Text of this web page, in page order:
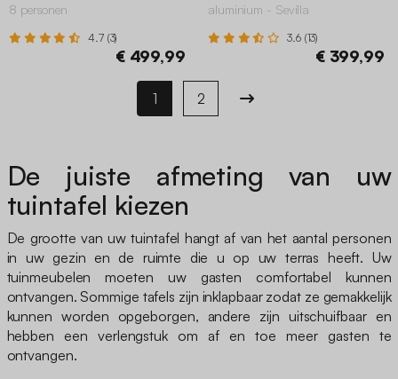
8 personen
4.7 (3)
€ 499,99
aluminium - Sevilla
3.6 (13)
€ 399,99
1 2
De juiste afmeting van uw
tuintafel kiezen
De grootte van uw tuintafel hangt af van het aantal personen
in uw gezin en de ruimte die u op uw terras heeft. Uw
tuinmeubelen moeten uw gasten comfortabel kunnen
ontvangen. Sommige tafels zijn inklapbaar zodat ze gemakkelijk
kunnen worden opgeborgen, andere zijn uitschuifbaar en
hebben een verlengstuk om af en toe meer gasten te
ontvangen.